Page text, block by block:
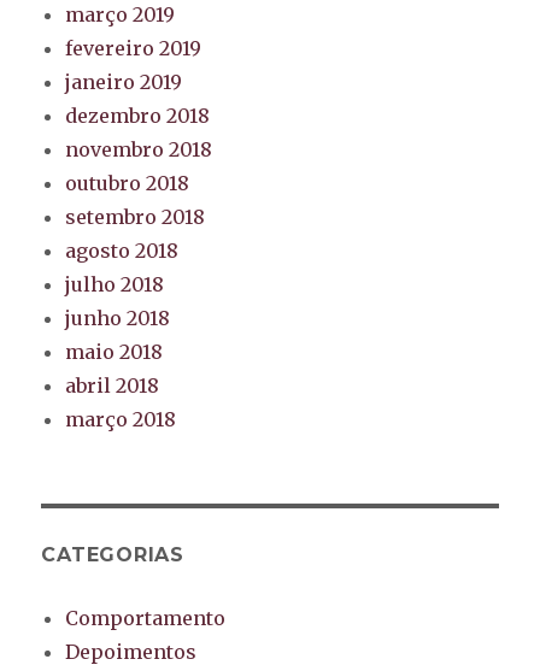
março 2019
fevereiro 2019
janeiro 2019
dezembro 2018
novembro 2018
outubro 2018
setembro 2018
agosto 2018
julho 2018
junho 2018
maio 2018
abril 2018
março 2018
CATEGORIAS
Comportamento
Depoimentos